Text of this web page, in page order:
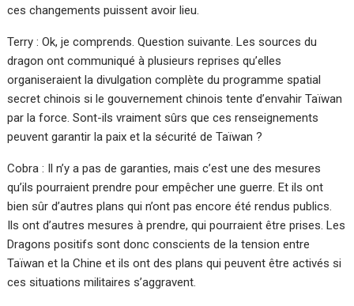
ces changements puissent avoir lieu.
Terry : Ok, je comprends. Question suivante. Les sources du
dragon ont communiqué à plusieurs reprises qu’elles
organiseraient la divulgation complète du programme spatial
secret chinois si le gouvernement chinois tente d’envahir Taïwan
par la force. Sont-ils vraiment sûrs que ces renseignements
peuvent garantir la paix et la sécurité de Taïwan ?
Cobra : Il n’y a pas de garanties, mais c’est une des mesures
qu’ils pourraient prendre pour empêcher une guerre. Et ils ont
bien sûr d’autres plans qui n’ont pas encore été rendus publics.
Ils ont d’autres mesures à prendre, qui pourraient être prises. Les
Dragons positifs sont donc conscients de la tension entre
Taïwan et la Chine et ils ont des plans qui peuvent être activés si
ces situations militaires s’aggravent.